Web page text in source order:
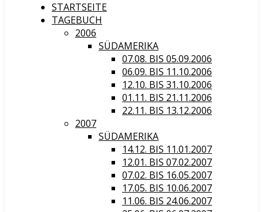
STARTSEITE
TAGEBUCH
2006
SÜDAMERIKA
07.08. BIS 05.09.2006
06.09. BIS 11.10.2006
12.10. BIS 31.10.2006
01.11. BIS 21.11.2006
22.11. BIS 13.12.2006
2007
SÜDAMERIKA
14.12. BIS 11.01.2007
12.01. BIS 07.02.2007
07.02. BIS 16.05.2007
17.05. BIS 10.06.2007
11.06. BIS 24.06.2007